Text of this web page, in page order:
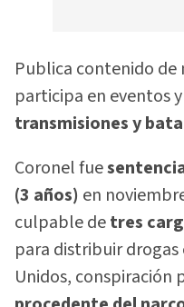
Publica contenido de
participa en eventos
transmisiones y
Coronel fue
(3 años) en
culpable detres
para distribuir
Unidos, conspiración